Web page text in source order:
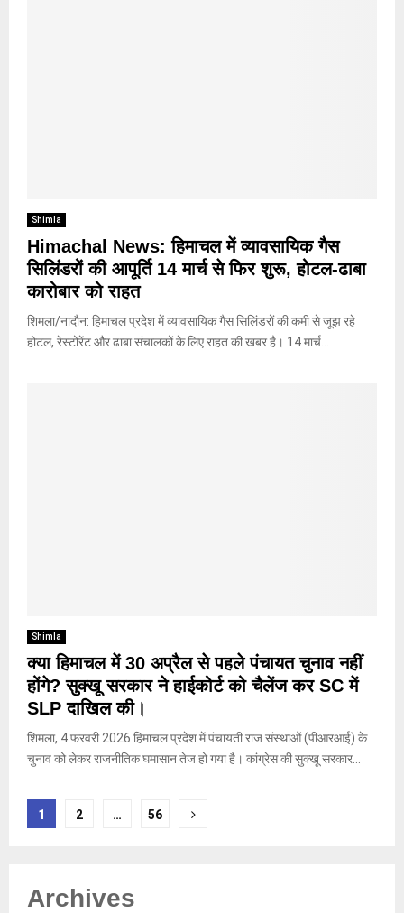
Shimla
Himachal News: हिमाचल में व्यावसायिक गैस
सिलिंडरों की आपूर्ति 14 मार्च से फिर शुरू, होटल-ढाबा
कारोबार को राहत
शिमला/नादौन: हिमाचल प्रदेश में व्यावसायिक गैस सिलिंडरों की कमी से जूझ रहे
होटल, रेस्टोरेंट और ढाबा संचालकों के लिए राहत की खबर है। 14 मार्च...
Shimla
क्या हिमाचल में 30 अप्रैल से पहले पंचायत चुनाव नहीं
होंगे? सुक्खू सरकार ने हाईकोर्ट को चैलेंज कर SC में
SLP दाखिल की।
शिमला, 4 फरवरी 2026 हिमाचल प्रदेश में पंचायती राज संस्थाओं (पीआरआई) के
चुनाव को लेकर राजनीतिक घमासान तेज हो गया है। कांग्रेस की सुक्खू सरकार...
Posts
1 2 … 56
Archives